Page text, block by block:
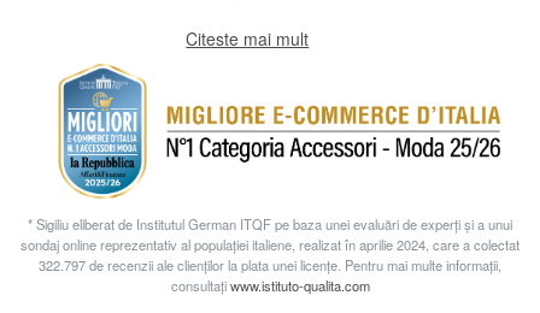
Citeste mai mult
* Sigiliu eliberat de Institutul German ITQF pe baza unei evaluări de experți și a unui
sondaj online reprezentativ al populației italiene, realizat în aprilie 2024, care a colectat
322.797 de recenzii ale clienților la plata unei licențe. Pentru mai multe informații,
consultațiwww.istituto-qualita.com